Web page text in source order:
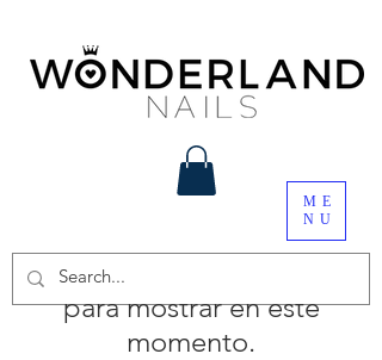
ME
NU
No tenemos productos
para mostrar en este
momento.